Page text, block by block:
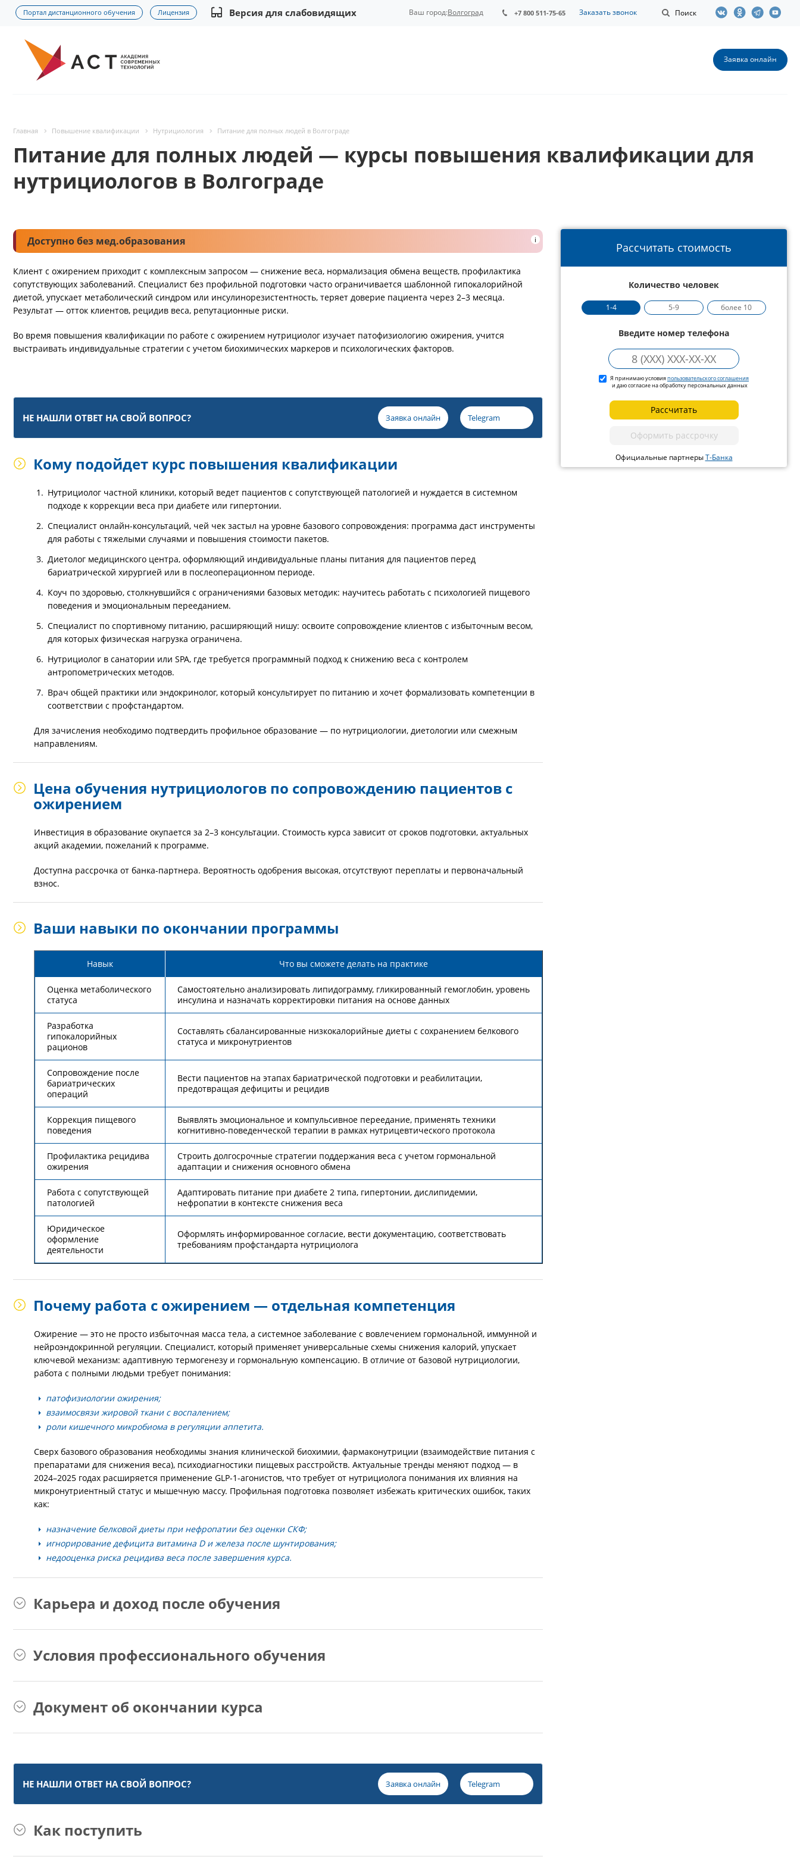
Портал дистанционного обучения Лицензия Версия для слабовидящих Поиск
+7 800 511-75-65 Заказать звонок
Ваш город:Волгоград
Заявка онлайн
Главная Повышение квалификации Нутрициология Питание для полных людей в Волгограде
Питание для полных людей — курсы повышения квалификации для
нутрициологов в Волгограде
Рассчитать стоимость
Количество человек
1-4 5-9 более 10
Введите номер телефона
Я принимаю условияпользовательского соглашения
и даю согласие на обработку персональных данных
Рассчитать
Оформить рассрочку
Официальные партнерыТ-Банка
Доступно без мед.образования i
Клиент с ожирением приходит с комплексным запросом — снижение веса, нормализация обмена веществ, профилактика
сопутствующих заболеваний. Специалист без профильной подготовки часто ограничивается шаблонной гипокалорийной
диетой, упускает метаболический синдром или инсулинорезистентность, теряет доверие пациента через 2–3 месяца.
Результат — отток клиентов, рецидив веса, репутационные риски.
Во время повышения квалификации по работе с ожирением нутрициолог изучает патофизиологию ожирения, учится
выстраивать индивидуальные стратегии с учетом биохимических маркеров и психологических факторов.
НЕ НАШЛИ ОТВЕТ НА СВОЙ ВОПРОС? Заявка онлайн Telegram
Кому подойдет курс повышения квалификации
Нутрициолог частной клиники, который ведет пациентов с сопутствующей патологией и нуждается в системном
подходе к коррекции веса при диабете или гипертонии.
Специалист онлайн-консультаций, чей чек застыл на уровне базового сопровождения: программа даст инструменты
для работы с тяжелыми случаями и повышения стоимости пакетов.
Диетолог медицинского центра, оформляющий индивидуальные планы питания для пациентов перед
бариатрической хирургией или в послеоперационном периоде.
Коуч по здоровью, столкнувшийся с ограничениями базовых методик: научитесь работать с психологией пищевого
поведения и эмоциональным перееданием.
Специалист по спортивному питанию, расширяющий нишу: освоите сопровождение клиентов с избыточным весом,
для которых физическая нагрузка ограничена.
Нутрициолог в санатории или SPA, где требуется программный подход к снижению веса с контролем
антропометрических методов.
Врач общей практики или эндокринолог, который консультирует по питанию и хочет формализовать компетенции в
соответствии с профстандартом.
Для зачисления необходимо подтвердить профильное образование — по нутрициологии, диетологии или смежным
направлениям.
Цена обучения нутрициологов по сопровождению пациентов с
ожирением
Инвестиция в образование окупается за 2–3 консультации. Стоимость курса зависит от сроков подготовки, актуальных
акций академии, пожеланий к программе.
Доступна рассрочка от банка-партнера. Вероятность одобрения высокая, отсутствуют переплаты и первоначальный
взнос.
Ваши навыки по окончании программы
Навык Что вы сможете делать на практике
Оценка метаболического
статуса
Самостоятельно анализировать липидограмму, гликированный гемоглобин, уровень
инсулина и назначать корректировки питания на основе данных
Разработка
гипокалорийных
рационов
Составлять сбалансированные низкокалорийные диеты с сохранением белкового
статуса и микронутриентов
Сопровождение после
бариатрических
операций
Вести пациентов на этапах бариатрической подготовки и реабилитации,
предотвращая дефициты и рецидив
Коррекция пищевого
поведения
Выявлять эмоциональное и компульсивное переедание, применять техники
когнитивно-поведенческой терапии в рамках нутрицевтического протокола
Профилактика рецидива
ожирения
Строить долгосрочные стратегии поддержания веса с учетом гормональной
адаптации и снижения основного обмена
Работа с сопутствующей
патологией
Адаптировать питание при диабете 2 типа, гипертонии, дислипидемии,
нефропатии в контексте снижения веса
Юридическое
оформление
деятельности
Оформлять информированное согласие, вести документацию, соответствовать
требованиям профстандарта нутрициолога
Почему работа с ожирением — отдельная компетенция
Ожирение — это не просто избыточная масса тела, а системное заболевание с вовлечением гормональной, иммунной и
нейроэндокринной регуляции. Специалист, который применяет универсальные схемы снижения калорий, упускает
ключевой механизм: адаптивную термогенезу и гормональную компенсацию. В отличие от базовой нутрициологии,
работа с полными людьми требует понимания:
патофизиологии ожирения;
взаимосвязи жировой ткани с воспалением;
роли кишечного микробиома в регуляции аппетита.
Сверх базового образования необходимы знания клинической биохимии, фармаконутриции (взаимодействие питания с
препаратами для снижения веса), психодиагностики пищевых расстройств. Актуальные тренды меняют подход — в
2024–2025 годах расширяется применение GLP-1-агонистов, что требует от нутрициолога понимания их влияния на
микронутриентный статус и мышечную массу. Профильная подготовка позволяет избежать критических ошибок, таких
как:
назначение белковой диеты при нефропатии без оценки СКФ;
игнорирование дефицита витамина D и железа после шунтирования;
недооценка риска рецидива веса после завершения курса.
Карьера и доход после обучения
Условия профессионального обучения
Документ об окончании курса
НЕ НАШЛИ ОТВЕТ НА СВОЙ ВОПРОС? Заявка онлайн Telegram
Как поступить